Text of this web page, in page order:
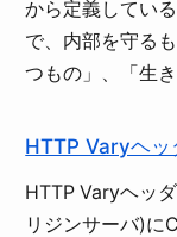
から定義してい
で、内部を守る
つもの」、「生
HTTP Varyヘッ
HTTP Varyヘッ
リジンサーバ)に